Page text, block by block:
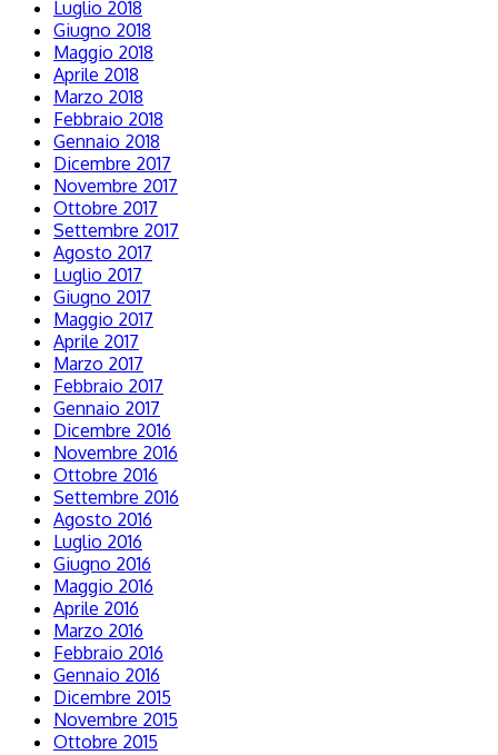
Luglio 2018
Giugno 2018
Maggio 2018
Aprile 2018
Marzo 2018
Febbraio 2018
Gennaio 2018
Dicembre 2017
Novembre 2017
Ottobre 2017
Settembre 2017
Agosto 2017
Luglio 2017
Giugno 2017
Maggio 2017
Aprile 2017
Marzo 2017
Febbraio 2017
Gennaio 2017
Dicembre 2016
Novembre 2016
Ottobre 2016
Settembre 2016
Agosto 2016
Luglio 2016
Giugno 2016
Maggio 2016
Aprile 2016
Marzo 2016
Febbraio 2016
Gennaio 2016
Dicembre 2015
Novembre 2015
Ottobre 2015